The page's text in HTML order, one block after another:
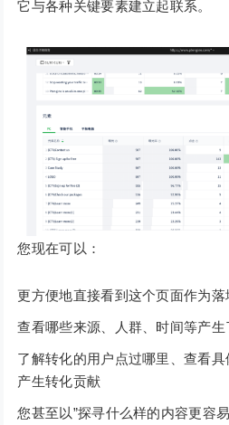
它与各种关键要素建立起联系。
您现在可以：
更方便地直接看到这个页面作为
查看哪些来源、人群、时间等产生
了解转化的用户点过哪里、查看
产生转化贡献
您甚至以”探寻什么样的内容更容